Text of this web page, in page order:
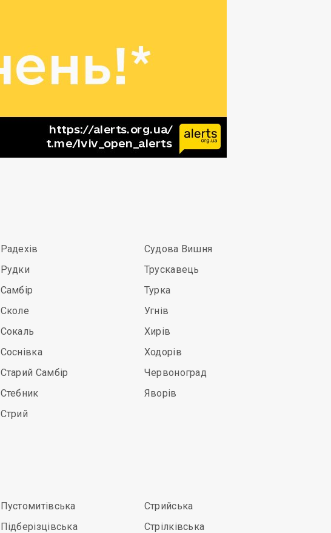
Радехів
Рудки
Самбір
Сколе
Сокаль
Соснівка
Старий Самбір
Стебник
Стрий
Судова Вишня
Трускавець
Турка
Угнів
Хирів
Ходорів
Червоноград
Яворів
Пустомитівська
Підберізцівська
Стрийська
Стрілківська